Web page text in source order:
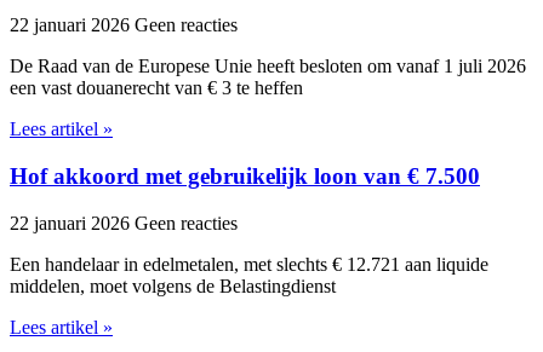
22 januari 2026 Geen reacties
De Raad van de Europese Unie heeft besloten om vanaf 1 juli 2026
een vast douanerecht van € 3 te heffen
Lees artikel »
Hof akkoord met gebruikelijk loon van € 7.500
22 januari 2026 Geen reacties
Een handelaar in edelmetalen, met slechts € 12.721 aan liquide
middelen, moet volgens de Belastingdienst
Lees artikel »